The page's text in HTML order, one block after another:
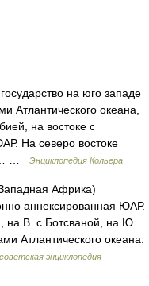
на юго западе
Атлантического океана,
на востоке с
На северо востоке
…
Энциклопедия Кольера
Африка)
аннексированная ЮАР.
на В. с Ботсваной, на Ю.
Атлантического океана.
энциклопедия